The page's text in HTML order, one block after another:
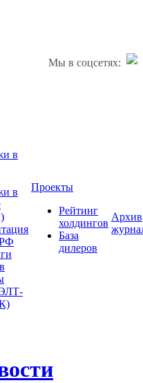
Мы в соцсетях:
в
в
Проекты
Рейтинг
холдингов
База
дилеров
Архив